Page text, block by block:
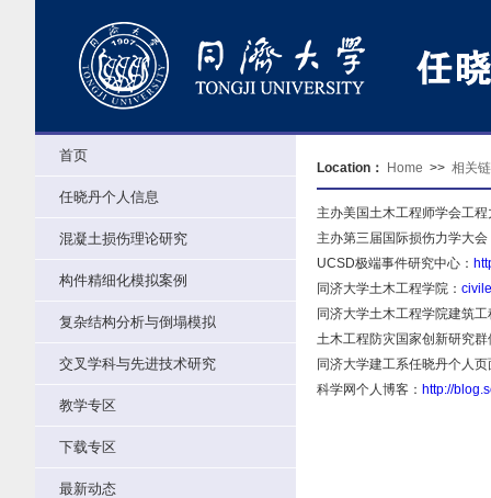
首页
任晓丹个人信息
混凝土损伤理论研究
构件精细化模拟案例
复杂结构分析与倒塌模拟
交叉学科与先进技术研究
教学专区
下载专区
最新动态
Location： Home >> 相关
主办美国土木工程师学会工
主办第三届国际损伤力学大会
UCSD极端事件研究中心：
同济大学土木工程学院：
同济大学土木工程学院建筑
土木工程防灾国家创新研究群
同济大学建工系任晓丹个人页
科学网个人博客： http://